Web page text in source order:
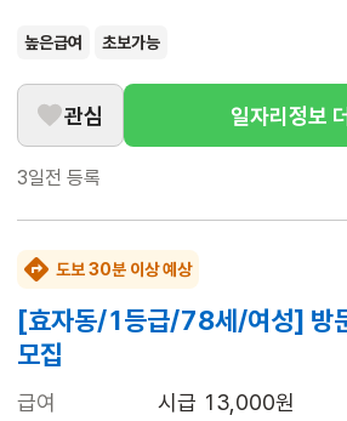
높은급여 초보가능
관심 일자리정보
3일전 등록
도보 30분 이상 예상
[효자동/1등급/78세/여성] 방
모집
급여
시급 13,000원